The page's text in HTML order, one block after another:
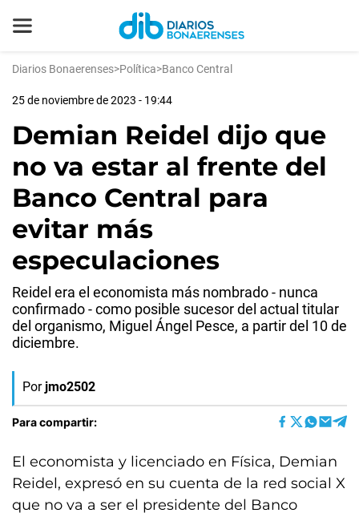
Diarios Bonaerenses>Política>Banco Central
25 de noviembre de 2023 - 19:44
Demian Reidel dijo que
no va estar al frente del
Banco Central para
evitar más
especulaciones
Reidel era el economista más nombrado - nunca
confirmado - como posible sucesor del actual titular
del organismo, Miguel Ángel Pesce, a partir del 10 de
diciembre.
Por jmo2502
Para compartir:
El economista y licenciado en Física, Demian
Reidel, expresó en su cuenta de la red social X
que no va a ser el presidente del Banco